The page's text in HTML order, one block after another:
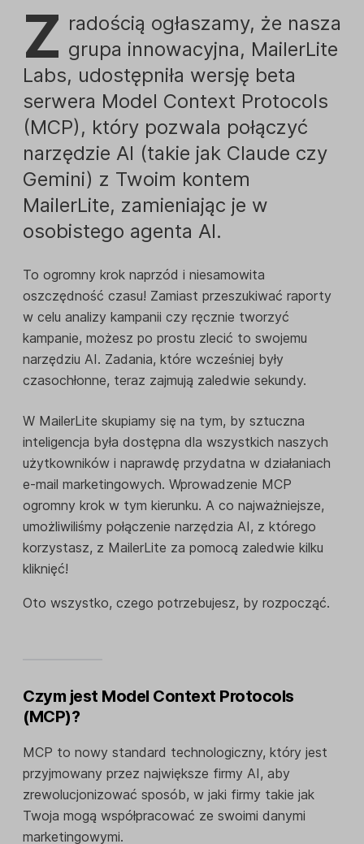
Z radością ogłaszamy, że nasza
grupa innowacyjna, MailerLite
Labs, udostępniła wersję beta
serwera Model Context Protocols
(MCP), który pozwala połączyć
narzędzie AI (takie jak Claude czy
Gemini) z Twoim kontem
MailerLite, zamieniając je w
osobistego agenta AI.
To ogromny krok naprzód i niesamowita
oszczędność czasu! Zamiast przeszukiwać raporty
w celu analizy kampanii czy ręcznie tworzyć
kampanie, możesz po prostu zlecić to swojemu
narzędziu AI. Zadania, które wcześniej były
czasochłonne, teraz zajmują zaledwie sekundy.
W MailerLite skupiamy się na tym, by sztuczna
inteligencja była dostępna dla wszystkich naszych
użytkowników i naprawdę przydatna w działaniach
e-mail marketingowych. Wprowadzenie MCP
ogromny krok w tym kierunku. A co najważniejsze,
umożliwiliśmy połączenie narzędzia AI, z którego
korzystasz, z MailerLite za pomocą zaledwie kilku
kliknięć!
Oto wszystko, czego potrzebujesz, by rozpocząć.
Czym jest Model Context Protocols
(MCP)?
MCP to nowy standard technologiczny, który jest
przyjmowany przez największe firmy AI, aby
zrewolucjonizować sposób, w jaki firmy takie jak
Twoja mogą współpracować ze swoimi danymi
marketingowymi.